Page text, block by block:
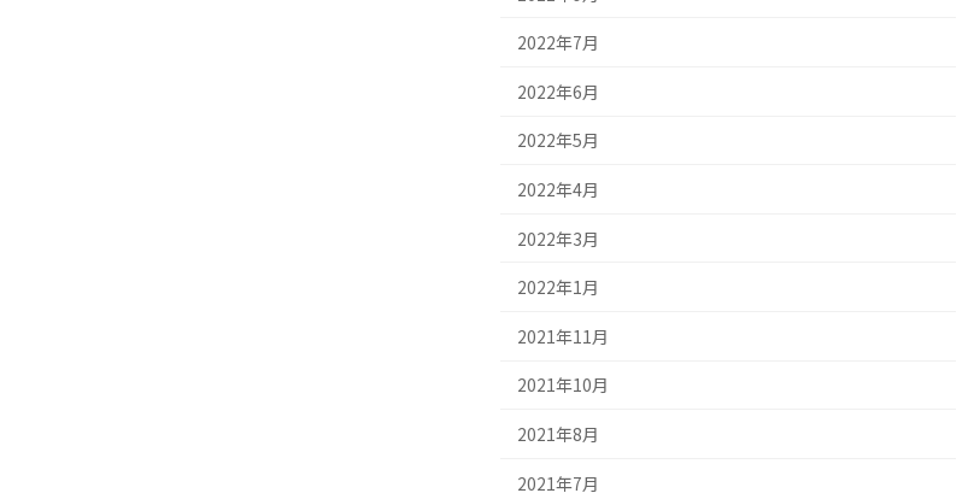
2022年7月
2022年6月
2022年5月
2022年4月
2022年3月
2022年1月
2021年11月
2021年10月
2021年8月
2021年7月